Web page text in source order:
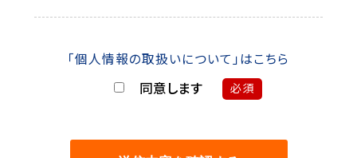
「個人情報の取扱いについて」はこちら
同意します 必須